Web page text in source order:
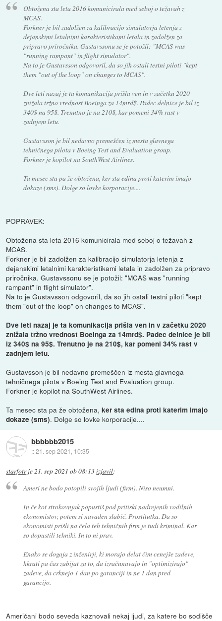
Obtožena sta leta 2016 komunicirala med seboj o težavah z
MCAS.
Forkner je bil zadolžen za kalibracijo simulatorja letenja z
dejanskimi letalnimi karakteristikami letala in zadolžen za
pripravo priročnika. Gustavssonu se je potožil: "MCAS was
"running rampant" in flight simulator".
Na to je Gustavsson odgovoril, da so jih ostali testni piloti "kept
them "out of the loop" on changes to MCAS".
Dve leti nazaj je ta komunikacija prišla ven in v začetku 2020
znižala tržno vrednost Boeinga za 14mrd$. Padec delnice je bil iz
340$ na 95$. Trenutno je na 210$, kar pomeni 34% rast v
zadnjem letu.
Gustavsson je bil nedavno premeščen iz mesta glavnega
tehničnega pilota v Boeing Test and Evaluation group.
Forkner je kopilot na SouthWest Airlines.
Ta mesec sta pa že obtožena, ker sta edina proti katerim imajo
dokaze (sms). Dolge so lovke korporacije....
POPRAVEK:
Obtožena sta leta 2016 komunicirala med seboj o težavah z
MCAS.
Forkner je bil zadolžen za kalibracijo simulatorja letenja z
dejanskimi letalnimi karakteristikami letala in zadolžen za pripravo
priročnika. Gustavssonu se je potožil: "MCAS was "running
rampant" in flight simulator".
Na to je Gustavsson odgovoril, da so jih ostali testni piloti "kept
them "out of the loop" on changes to MCAS".
Dve leti nazaj je ta komunikacija prišla ven in v začetku 2020
znižala tržno vrednost Boeinga za 14mrd$. Padec delnice je bil
iz 340$ na 95$. Trenutno je na 210$, kar pomeni 34% rast v
zadnjem letu.
Gustavsson je bil nedavno premeščen iz mesta glavnega
tehničnega pilota v Boeing Test and Evaluation group.
Forkner je kopilot na SouthWest Airlines.
Ta mesec sta pa že obtožena,ker sta edina proti katerim imajo
dokaze (sms). Dolge so lovke korporacije....
bbbbbb2015
::21. sep 2021, 10:35
starfotrje21. sep 2021 ob 08:13izjavil:
Ameri ne bodo potopili svojih ljudi (firm). Niso neumni.
In če kot strokovnjak popustiš pod pritiski nadrejenih vodilnih
ekonomistov, potem si navaden slabič. Prostitutka. Da so
ekonomisti prišli na čela teh tehničnih firm je tudi kriminal. Kar
so dopustili tehniki. In to ni prav.
Enako se dogaja z inženirji, ki morajo delat čim cenejše zadeve,
hkrati pa čas zabijat za to, da izračunavajo in "optimizirajo"
zadeve, da crknejo 1 dan po garanciji in ne 1 dan pred
garancijo.
Američani bodo seveda kaznovali nekaj ljudi, za katere bo sodišče